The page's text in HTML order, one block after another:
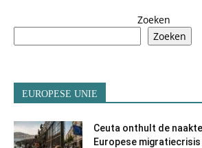
Zoeken
Zoeken
EUROPESE UNIE
Ceuta onthult de
Europese migratiecrisis